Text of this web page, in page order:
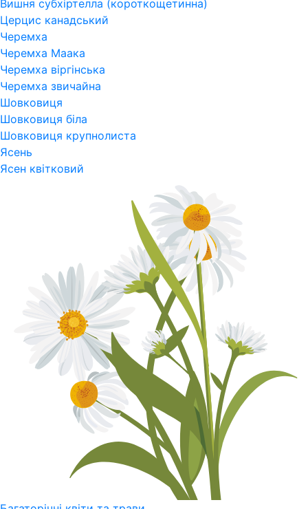
Вишня субхіртелла (короткощетинна)
Церцис канадський
Черемха
Черемха Маака
Черемха віргінська
Черемха звичайна
Шовковиця
Шовковиця біла
Шовковиця крупнолиста
Ясень
Ясен квітковий